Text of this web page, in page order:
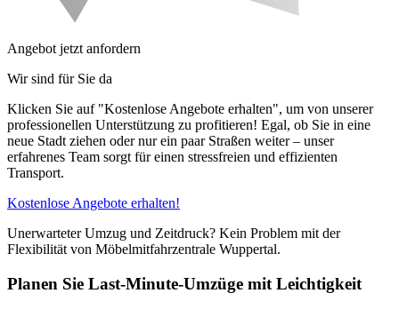
Angebot jetzt anfordern
Wir sind für Sie da
Klicken Sie auf "Kostenlose Angebote erhalten", um von unserer
professionellen Unterstützung zu profitieren! Egal, ob Sie in eine
neue Stadt ziehen oder nur ein paar Straßen weiter – unser
erfahrenes Team sorgt für einen stressfreien und effizienten
Transport.
Kostenlose Angebote erhalten!
Unerwarteter Umzug und Zeitdruck? Kein Problem mit der
Flexibilität von Möbelmitfahrzentrale Wuppertal.
Planen Sie Last-Minute-Umzüge mit Leichtigkeit